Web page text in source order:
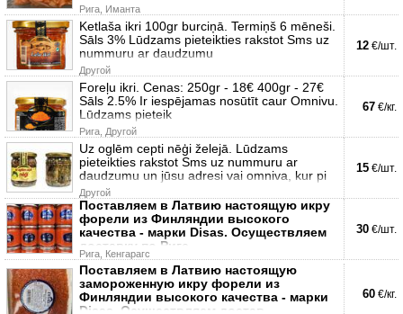
Рига, Иманта
Ketlaša ikri 100gr burciņā. Termiņš 6 mēneši.
Sāls 3% Lūdzams pieteikties rakstot Sms uz
nummuru ar daudzumu
Другой
12 €/шт.
Foreļu ikri. Cenas: 250gr - 18€ 400gr - 27€
Sāls 2.5% Ir iespējamas nosūtīt caur Omnivu.
Lūdzams pieteik
Рига, Другой
67 €/кг.
Uz oglēm cepti nēģi želejā. Lūdzams
pieteikties rakstot Sms uz nummuru ar
daudzumu un jūsu adresi vai omniva, kur pi
Другой
15 €/шт.
Поставляем в Латвию настоящую икру
форели из Финляндии высокого
качества - марки Disas. Осуществляем
доставку по Риге .
Рига, Кенгарагс
30 €/шт.
Поставляем в Латвию настоящую
замороженную икру форели из
Финляндии высокого качества - марки
Disas. Осуществляем достав
60 €/кг.